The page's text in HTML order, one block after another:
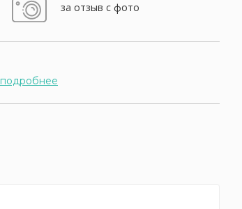
за отзыв с фото
подробнее